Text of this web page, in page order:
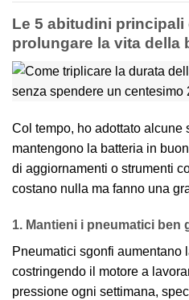
Le 5 abitudini principali
prolungare la vita della
Col tempo, ho adottato alcune
mantengono la batteria in
di aggiornamenti o strumenti
costano nulla ma fanno una
1. Mantieni i pneumatici ben
Pneumatici sgonfi aumentano
costringendo il motore a
pressione ogni settimana,